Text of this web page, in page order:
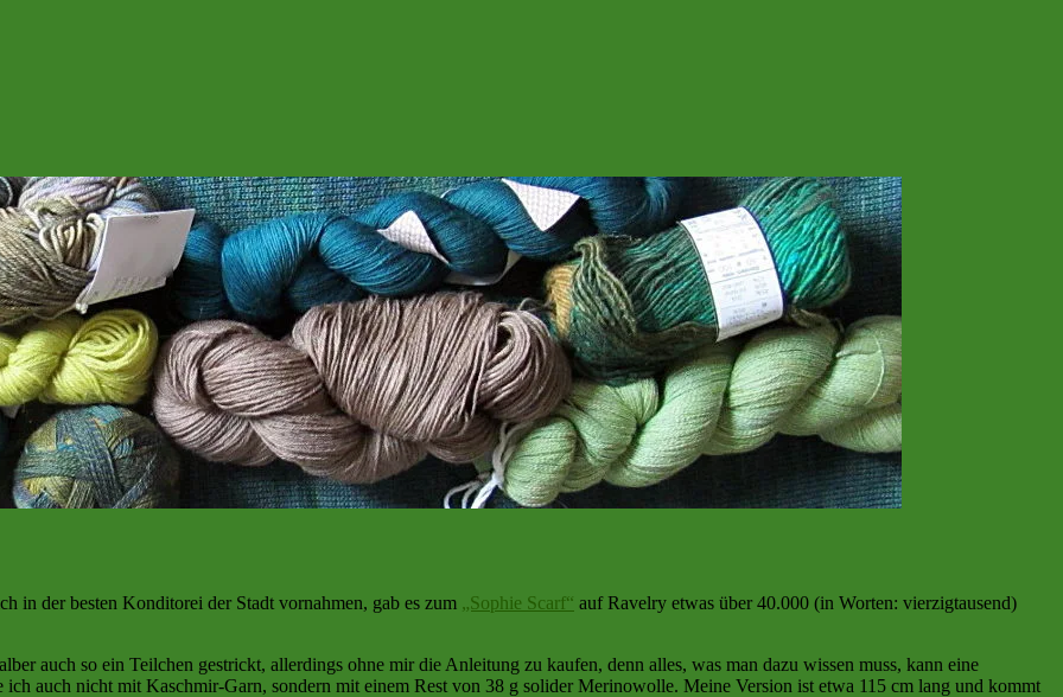
in der besten Konditorei der Stadt vornahmen, gab es zum „Sophie Scarf“ auf Ravelry etwas über 40.000 (in Worten: vierzigtausend)
auch so ein Teilchen gestrickt, allerdings ohne mir die Anleitung zu kaufen, denn alles, was man dazu wissen muss, kann eine
auch nicht mit Kaschmir-Garn, sondern mit einem Rest von 38 g solider Merinowolle. Meine Version ist etwa 115 cm lang und kommt